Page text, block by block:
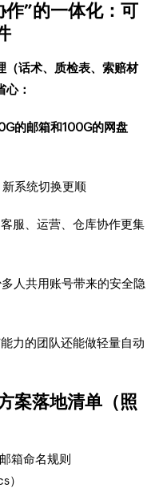
作”的一体化：可
（话术、质检表、索赔材
：
的邮箱和100G的网盘
新系统切换更顺
客服、运营、仓库协作更集
人共用账号带来的安全隐
力的团队还能做轻量自动
案落地清单（照
箱命名规则
）